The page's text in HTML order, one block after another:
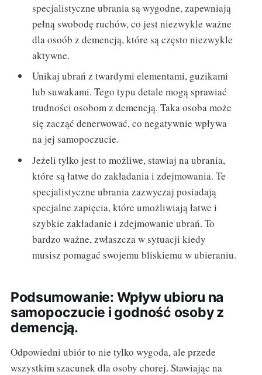
specjalistyczne ubrania są wygodne, zapewniają
pełną swobodę ruchów, co jest niezwykle ważne
dla osoób z demencją, które są często niezwykle
aktywne.
Unikaj ubrań z twardymi elementami, guzikami
lub suwakami. Tego typu detale mogą sprawiać
trudności osobom z demencją. Taka osoba może
się zacząć denerwować, co negatywnie wpływa
na jej samopoczucie.
Jeżeli tylko jest to możliwe, stawiaj na ubrania,
które są łatwe do zakładania i zdejmowania. Te
specjalistyczne ubrania zazwyczaj posiadają
specjalne zapięcia, które umożliwiają łatwe i
szybkie zakładanie i zdejmowanie ubrań. To
bardzo ważne, zwłaszcza w sytuacji kiedy
musisz pomagać swojemu bliskiemu w ubieraniu.
Podsumowanie: Wpływ ubioru na
samopoczucie i godność osoby z
demencją.
Odpowiedni ubiór to nie tylko wygoda, ale przede
wszystkim szacunek dla osoby chorej. Stawiając na